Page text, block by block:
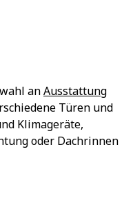
anAusstattung
Türen und
Klimageräte,
oder Dachrinnen